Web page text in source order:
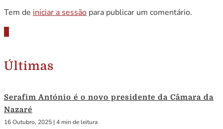
Tem de iniciar a sessão para publicar um comentário.
Últimas
Serafim António é o novo presidente da Câmara da
Nazaré
16 Outubro, 2025 | 4 min de leitura